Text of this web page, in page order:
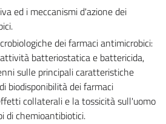
ed i meccanismi d'azione dei
dei farmaci antimicrobici:
batteriostatica e battericida,
sulle principali caratteristiche
biodisponibilità dei farmaci
collaterali e la tossicità sull'uomo
di chemioantibiotici.